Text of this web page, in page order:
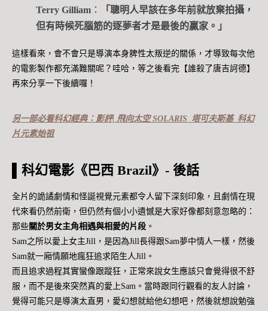
Terry Gilliam ：
「聰明人早該在多年前就放棄拍攝，
但有時候死腦筋的逐夢者才是最後的贏家。」
這樣看來，會不會只是導演本身脾性太叛逆的關係，才導致每次他
的電影製作都充滿難關呢？哇哈，等之後看完【誰殺了唐吉訶德】
再來分享一下後續囉！
另一部必看科幻經典：影評| 飛向太空 SOLARIS_塔可夫斯基_科幻
片元素始祖
▌科幻電影《巴西 Brazil》- 後話
全片的詭譎劇情和怪誕視覺元素都令人留下深刻印象，且劇情在現
代來看仍然前衛，但仍然有個小小遺憾是大家好像都刻意忽略的：
那些關於男女主角相遇與相愛的片段 。
Sam之所以愛上女主Jill，是因為Jill長得跟Sam夢中情人一樣，然後
Sam就一廂情願地瘋狂追求陌生人Jill。
而且追求過程其實蠻像跟蹤狂，正常來說女生應該只會覺得很不舒
服，而不是後來突然真的愛上Sam。當時跟同行觀看的友人討論，
覺得可能只是導演太直男，愛幻想就給他幻想吧，然後就想說勉強